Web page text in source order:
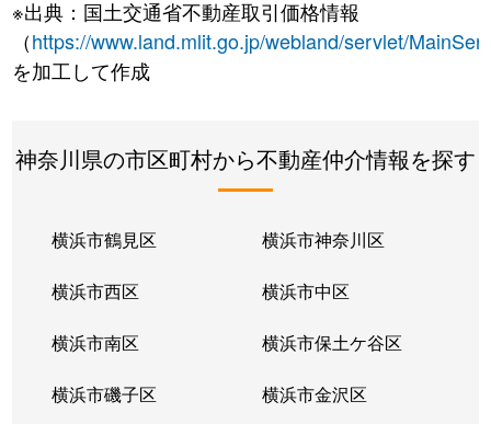
※出典：国土交通省不動産取引価格情報
（https://www.land.mlit.go.jp/webland/servlet/
を加工して作成
神奈川県の市区町村から不動産仲介情報を探す
横浜市鶴見区 横浜市神奈川区
横浜市西区 横浜市中区
横浜市南区 横浜市保土ケ谷区
横浜市磯子区 横浜市金沢区